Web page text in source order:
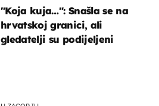
"Koja kuja…": Snašla se na
hrvatskoj granici, ali
gledatelji su podijeljeni